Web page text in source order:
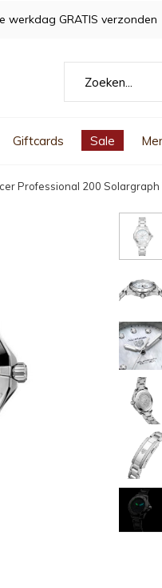
Giftcards Sale
werkdag GRATIS verzonden
Professional 200